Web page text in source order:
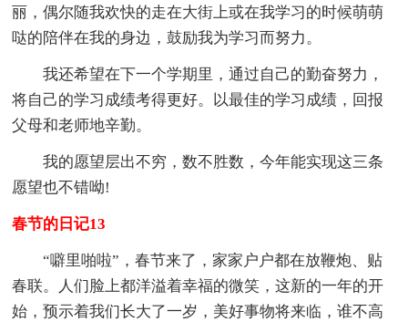
丽，偶尔随我欢快的走在大街上或在我学习的时候萌萌
哒的陪伴在我的身边，鼓励我为学习而努力。
我还希望在下一个学期里，通过自己的勤奋努力，
将自己的学习成绩考得更好。以最佳的学习成绩，回报
父母和老师地辛勤。
我的愿望层出不穷，数不胜数，今年能实现这三条
愿望也不错呦!
春节的日记13
“噼里啪啦”，春节来了，家家户户都在放鞭炮、贴
春联。人们脸上都洋溢着幸福的微笑，这新的一年的开
始，预示着我们长大了一岁，美好事物将来临，谁不高